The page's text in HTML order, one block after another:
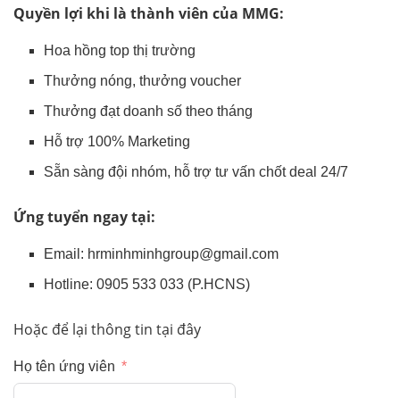
Quyền lợi khi là thành viên của MMG:
Hoa hồng top thị trường
Thưởng nóng, thưởng voucher
Thưởng đạt doanh số theo tháng
Hỗ trợ 100% Marketing
Sẵn sàng đội nhóm, hỗ trợ tư vấn chốt deal 24/7
Ứng tuyển ngay tại:
Email: hrminhminhgroup@gmail.com
Hotline: 0905 533 033 (P.HCNS)
Hoặc để lại thông tin tại đây
Họ tên ứng viên